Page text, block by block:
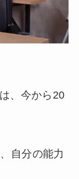
、今から20
自分の能力